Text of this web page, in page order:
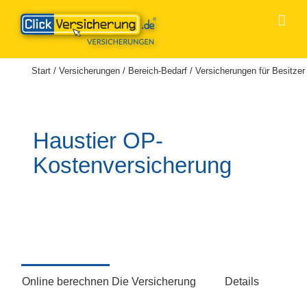
Inhalt
springen
Start / Versicherungen / Bereich-Bedarf / Versicherungen für
Haustier OP-
Kostenversicherung
Online berechnen Die Versicherung Details